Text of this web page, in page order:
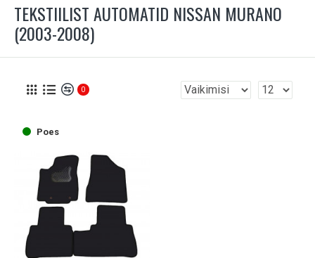
TEKSTIILIST AUTOMATID NISSAN MURANO
(2003-2008)
0
Poes